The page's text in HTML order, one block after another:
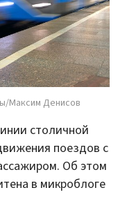
Максим Денисов
столичной
поездов с
Об этом
в микроблоге